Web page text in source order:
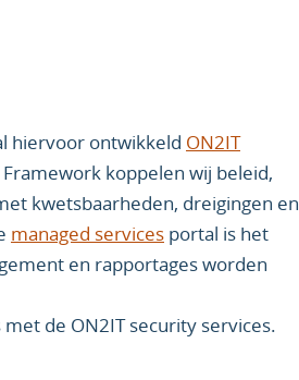
hiervoor ontwikkeld ON2IT
koppelen wij beleid,
kwetsbaarheden, dreigingen en
managed services portal is het
en rapportages worden
de ON2IT security services.